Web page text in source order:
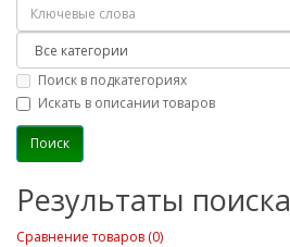
Поиск в подкатегориях
Искать в описании товаров
Результаты поиска
Сравнение товаров (0)